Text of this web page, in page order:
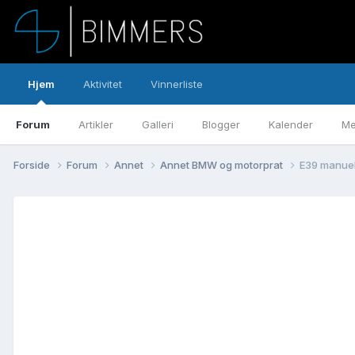
Hjem
Forum Artikler Galleri Blogger Kalender
Aktivitet Vinnerliste
Forside Forum Annet Annet BMW og motorprat E39